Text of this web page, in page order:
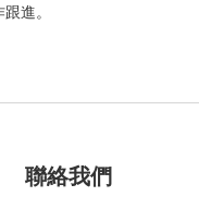
進。
聯絡我們